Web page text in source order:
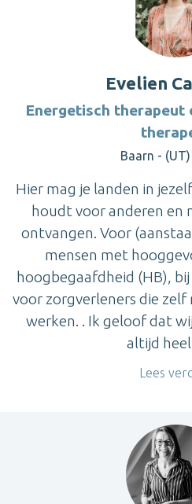
Evelien
Energetisch therapeut
Baarn -
Hier mag je landen in
houdt voor anderen en
ontvangen. Voor
mensen met
hoogbegaafdheid (HB),
voor zorgverleners die
werken. . Ik geloof dat
altijd heel
Lees